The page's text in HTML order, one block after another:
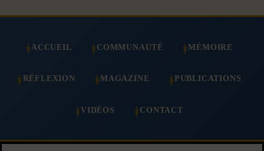
ACCUEIL COMMUNAUTÉ MÉMOIRE
RÉFLEXION MAGAZINE PUBLICATIONS
VIDÉOS CONTACT